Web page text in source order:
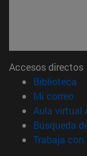
Accesos directos
Biblioteca
Mi correo
Aula virtual
Búsqueda
Trabaja